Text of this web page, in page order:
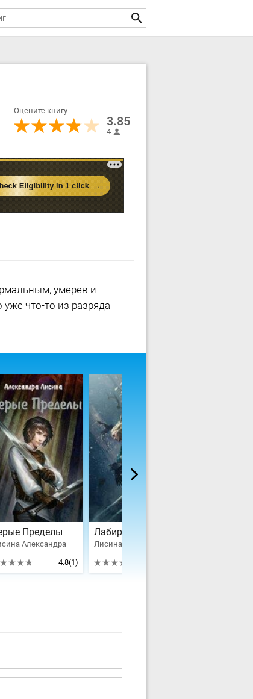
Оцените книгу
3.85
4
умерев и
что-то из разряда
Пределы
Александра
4.8(1)
Лабиринт Безумия
Лисина Александра